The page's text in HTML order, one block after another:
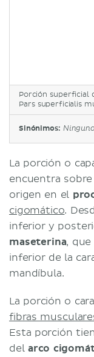
Porción superficial
Pars superficialis
Sinónimos: Ninguno
La porción o
encuentra
origen en el
cigomático.
inferior y
maseterina,
inferior de la
mandíbula.
La porción o
fibras
Esta porción
del arco